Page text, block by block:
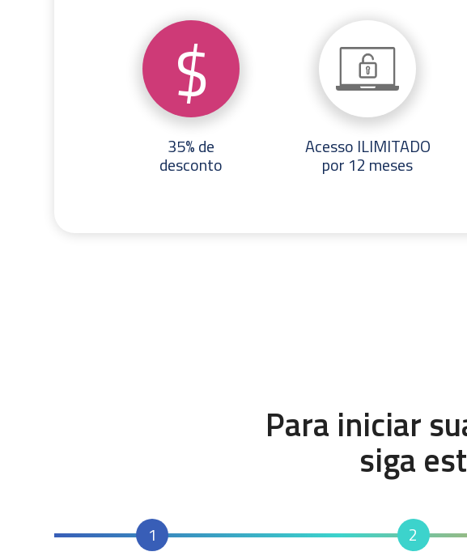
$
35% de
desconto
Acesso ILIMITADO
por 12 meses
Para iniciar
siga
1 2